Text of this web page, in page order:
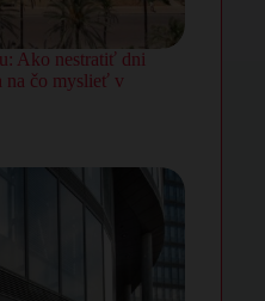
Ako nestratiť dni
na čo myslieť v